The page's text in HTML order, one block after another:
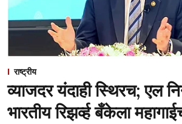
राष्ट्रीय
व्याजदर यंदाही स्थिरच; एल
भारतीय रिझर्व्ह बँकेला